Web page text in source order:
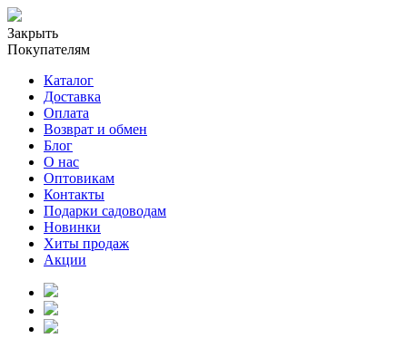
Закрыть
Покупателям
Каталог
Доставка
Оплата
Возврат и обмен
Блог
О нас
Оптовикам
Контакты
Подарки садоводам
Новинки
Хиты продаж
Акции